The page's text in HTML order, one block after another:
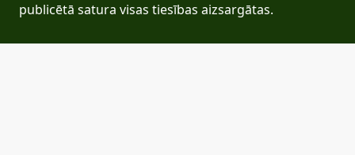
publicētā satura visas tiesības aizsargātas.